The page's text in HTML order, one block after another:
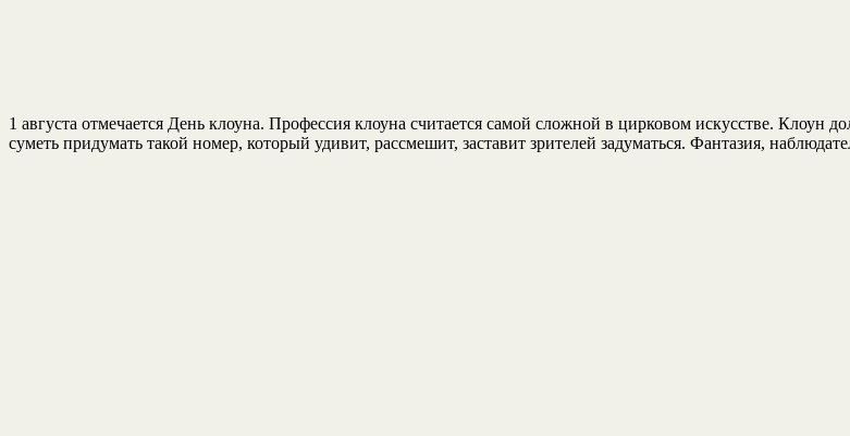
1 августа отмечается День клоуна. Профессия клоуна считается самой сложной в цирковом искусстве.
суметь придумать такой номер, который удивит, рассмешит, заставит зрителей задуматься. Фантазия,